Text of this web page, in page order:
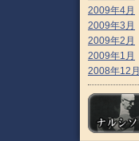
2009年4月
2009年3月
2009年2月
2009年1月
2008年12月